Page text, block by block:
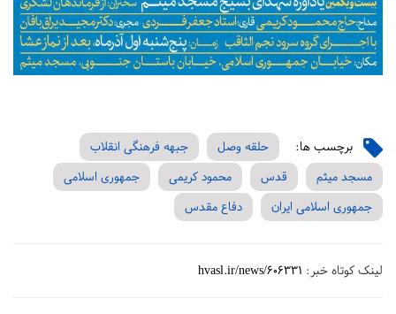
برچسب ها: حلقه وصل
جبهه فرهنگی انقلاب
مسجد میثم
قدس محمود کریمی
جمهوری اسلامی
جمهوری اسلامی ایران
دفاع مقدس
لینک کوتاه خبر: hvasl.ir/news/606331